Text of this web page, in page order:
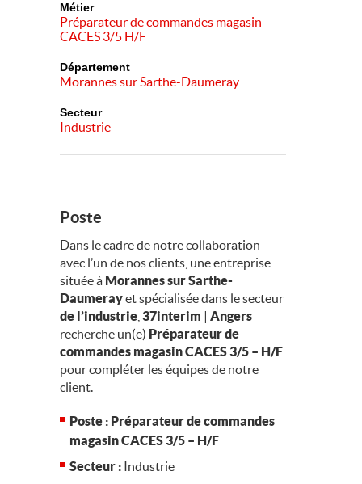
Métier
Préparateur de commandes magasin
CACES 3/5 H/F
Département
Morannes sur Sarthe-Daumeray
Secteur
Industrie
Poste
Dans le cadre de notre collaboration
avec l’un de nos clients, une entreprise
située à Morannes sur Sarthe-
Daumerayet spécialisée dans le secteur
de l’industrie 37interim | Angers
recherche un(e) Préparateur de
commandes magasin CACES 3/5 – H/F
pour compléter les équipes de notre
client.
Poste : Préparateur de commandes
magasin CACES 3/5 – H/F
Secteur : Industrie